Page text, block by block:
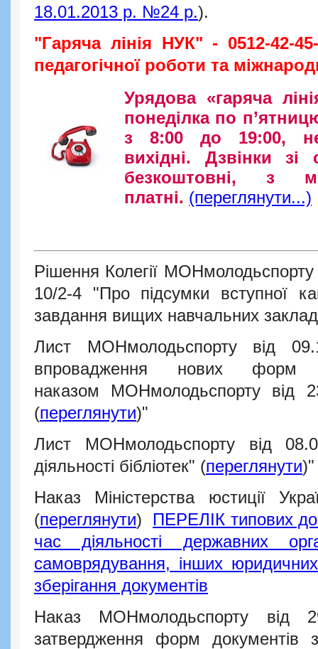
18.01.2013 р. №24 р.).
"Гаряча лінія НУК" - 0512-42-
педагогічної роботи та
Урядова «гаряча
понеділка по
з 8:00 до 19:00,
вихідні. Дзвінки зі
безкоштовні, з
платні. (переглянути...)
Рішення Колегії
10/2-4 "Про підсумки вступної
завдання вищих навчальних
Лист МОНмолодьспорту від
впровадження нових форм
наказом МОНмолодьспорту
(переглянути)"
Лист МОНмолодьспорту від
діяльності бібліотек" (переглянути)"
Наказ Міністерства юстиції
(переглянути) ПЕРЕЛІК типових
час діяльності державних
самоврядування, інших
зберігання документів
Наказ МОНмолодьспорту
затвердження форм документів